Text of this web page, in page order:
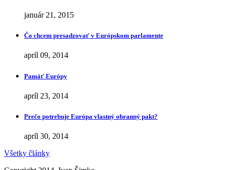
január 21, 2015
Čo chcem presadzovať v Európskom parlamente
apríl 09, 2014
Pamäť Európy
apríl 23, 2014
Prečo potrebuje Európa vlastný obranný pakt?
apríl 30, 2014
Všetky články